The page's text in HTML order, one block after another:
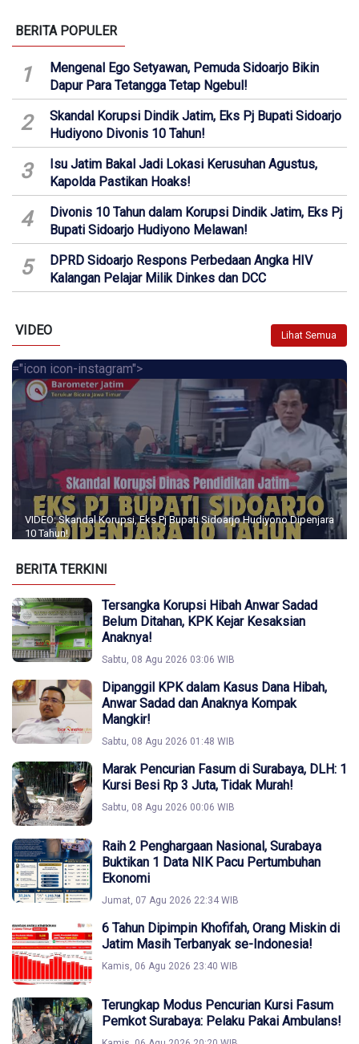
BERITA POPULER
1
Mengenal Ego Setyawan, Pemuda Sidoarjo Bikin
Dapur Para Tetangga Tetap Ngebul!
2
Skandal Korupsi Dindik Jatim, Eks Pj Bupati Sidoarjo
Hudiyono Divonis 10 Tahun!
3
Isu Jatim Bakal Jadi Lokasi Kerusuhan Agustus,
Kapolda Pastikan Hoaks!
4
Divonis 10 Tahun dalam Korupsi Dindik Jatim, Eks Pj
Bupati Sidoarjo Hudiyono Melawan!
5
DPRD Sidoarjo Respons Perbedaan Angka HIV
Kalangan Pelajar Milik Dinkes dan DCC
VIDEO Lihat Semua
="icon icon-instagram">
VIDEO: Skandal Korupsi, Eks Pj Bupati Sidoarjo Hudiyono Dipenjara
10 Tahun!
BERITA TERKINI
Tersangka Korupsi Hibah Anwar Sadad
Belum Ditahan, KPK Kejar Kesaksian
Anaknya!
Sabtu, 08 Agu 2026 03:06 WIB
Dipanggil KPK dalam Kasus Dana Hibah,
Anwar Sadad dan Anaknya Kompak
Mangkir!
Sabtu, 08 Agu 2026 01:48 WIB
Marak Pencurian Fasum di Surabaya, DLH: 1
Kursi Besi Rp 3 Juta, Tidak Murah!
Sabtu, 08 Agu 2026 00:06 WIB
Raih 2 Penghargaan Nasional, Surabaya
Buktikan 1 Data NIK Pacu Pertumbuhan
Ekonomi
Jumat, 07 Agu 2026 22:34 WIB
6 Tahun Dipimpin Khofifah, Orang Miskin di
Jatim Masih Terbanyak se-Indonesia!
Kamis, 06 Agu 2026 23:40 WIB
Terungkap Modus Pencurian Kursi Fasum
Pemkot Surabaya: Pelaku Pakai Ambulans!